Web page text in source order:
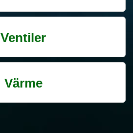
Ventiler
Värme